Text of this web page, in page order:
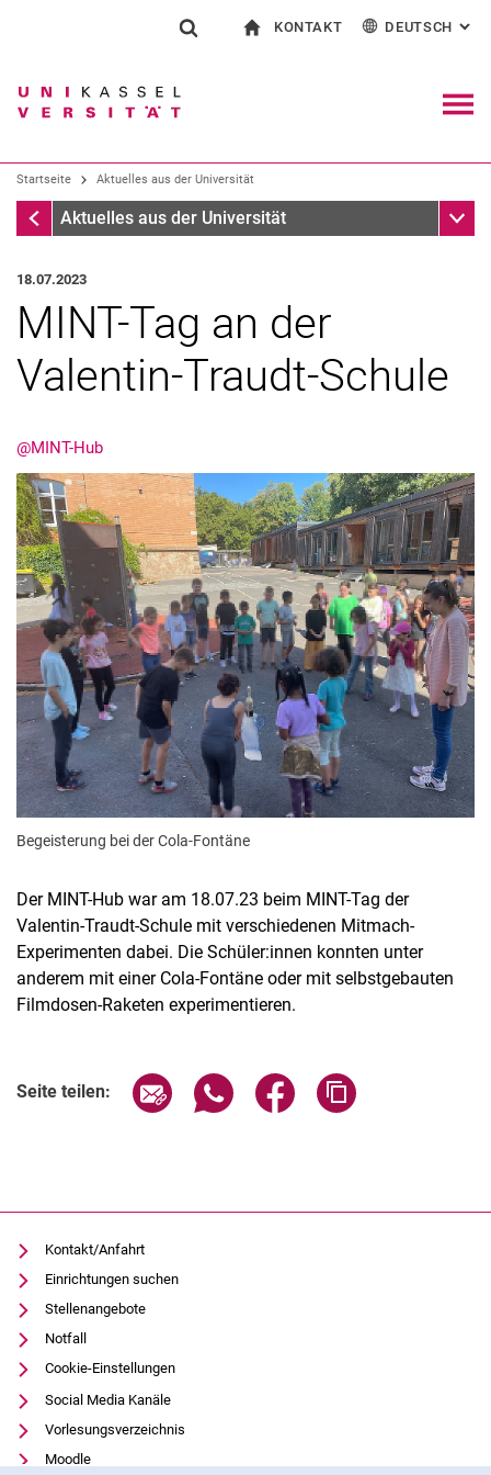
Springe direkt zu: Inhalt
Springe direkt zu: Suche
Springe direkt zu:
Suchen (öffnet externen Link in einem
KONTAKT
Kontakt für Presse und Öffentlichkeit
Einrichtungen suchen
DEUTSCH :
Startseite Aktuelles aus der Universität
Startseite
Aktuelles aus der Universität
18.07.2023
MINT-Tag an der
Valentin-Traudt-Schule
@MINT-Hub
Begeisterung bei der Cola-Fontäne
Der MINT-Hub war am 18.07.23 beim MINT-Tag der
Valentin-Traudt-Schule mit verschiedenen Mitmach-
Experimenten dabei. Die Schüler:innen konnten unter
anderem mit einer Cola-Fontäne oder mit selbstgebauten
Filmdosen-Raketen experimentieren.
Seite teilen: Seite über E-Mail teilen
Seite über WhatsApp teilen
Seite über Facebook
Kontakt/Anfahrt
Einrichtungen suchen
Stellenangebote
Notfall
Cookie-Einstellungen
Social Media Kanäle
Vorlesungsverzeichnis
Moodle